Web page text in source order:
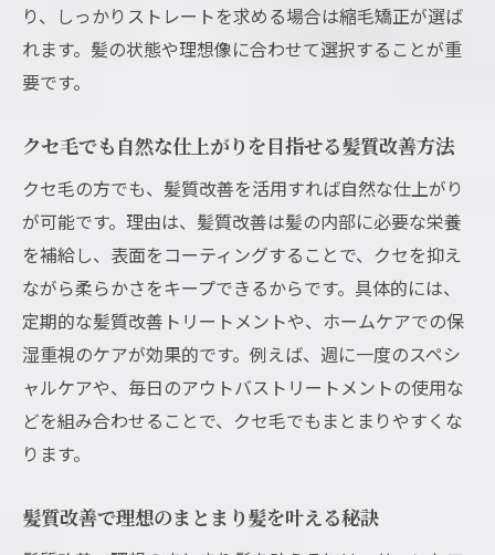
り、しっかりストレートを求める場合は縮毛矯正が選ば
れます。髪の状態や理想像に合わせて選択することが重
要です。
クセ毛でも自然な仕上がりを目指せる髪質改善方法
クセ毛の方でも、髪質改善を活用すれば自然な仕上がり
が可能です。理由は、髪質改善は髪の内部に必要な栄養
を補給し、表面をコーティングすることで、クセを抑え
ながら柔らかさをキープできるからです。具体的には、
定期的な髪質改善トリートメントや、ホームケアでの保
湿重視のケアが効果的です。例えば、週に一度のスペシ
ャルケアや、毎日のアウトバストリートメントの使用な
どを組み合わせることで、クセ毛でもまとまりやすくな
ります。
髪質改善で理想のまとまり髪を叶える秘訣